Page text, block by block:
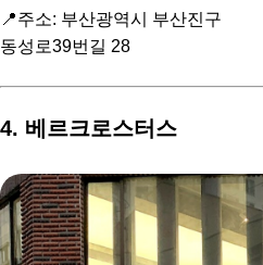
📍주소: 부산광역시 부산진구
동성로39번길 28
4. 베르크로스터스